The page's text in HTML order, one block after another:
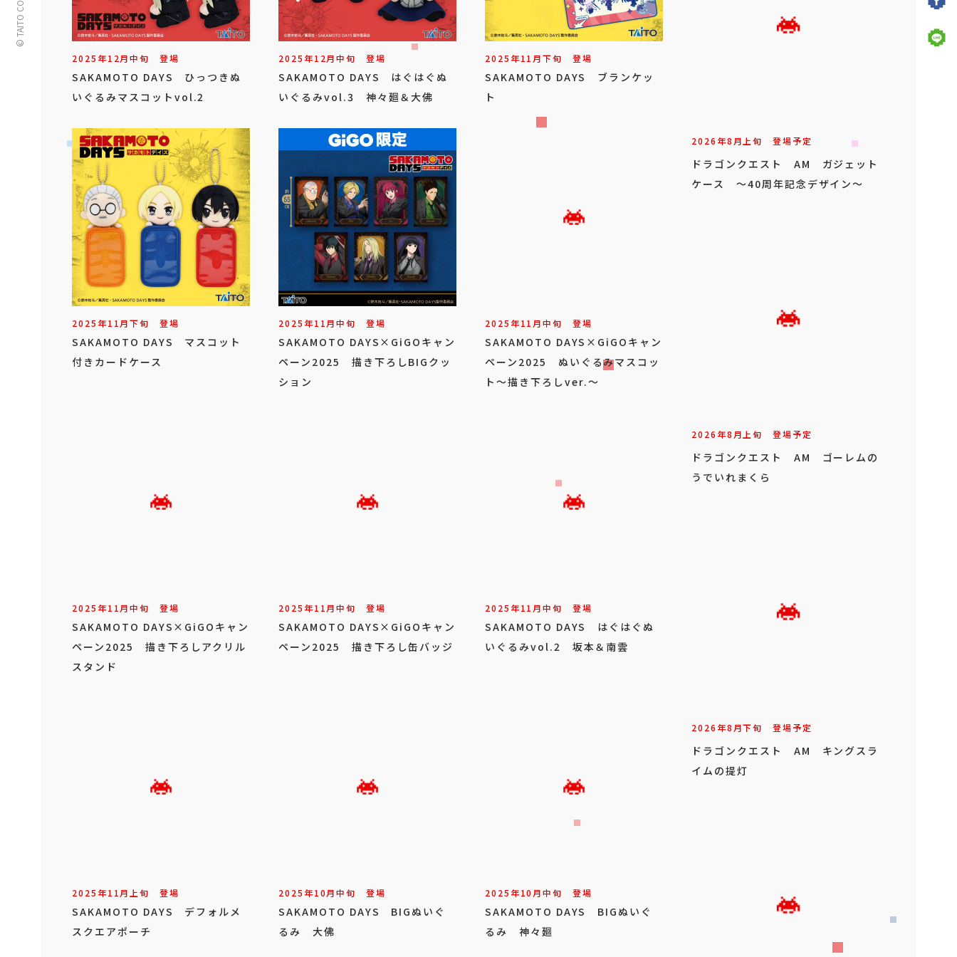
2025年12月中旬 登場
SAKAMOTO DAYS ひっつきぬ
いぐるみマスコットvol.2
2025年12月中旬 登場
SAKAMOTO DAYS はぐはぐぬ
いぐるみvol.3 神々廻＆大佛
2025年11月下旬 登場
SAKAMOTO DAYS ブランケッ
ト
2025年11月下旬 登場
SAKAMOTO DAYS マスコット
付きカードケース
2025年11月中旬 登場
SAKAMOTO DAYS×GiGOキャン
ペーン2025 描き下ろしBIGクッ
ション
2025年11月中旬 登場
SAKAMOTO DAYS×GiGOキャン
ペーン2025 ぬいぐるみマスコッ
ト～描き下ろしver.～
2025年11月中旬 登場
SAKAMOTO DAYS×GiGOキャン
ペーン2025 描き下ろしアクリル
スタンド
2025年11月中旬 登場
SAKAMOTO DAYS×GiGOキャン
ペーン2025 描き下ろし缶バッジ
2025年11月中旬 登場
SAKAMOTO DAYS はぐはぐぬ
いぐるみvol.2 坂本＆南雲
2025年11月上旬 登場
SAKAMOTO DAYS デフォルメ
スクエアポーチ
2025年10月中旬 登場
SAKAMOTO DAYS BIGぬいぐ
るみ 大佛
2025年10月中旬 登場
SAKAMOTO DAYS BIGぬいぐ
るみ 神々廻
2026年8月上旬 登場予定
ドラゴンクエスト AM ガジェット
ケース ～40周年記念デザイン～
2026年8月上旬 登場予定
ドラゴンクエスト AM ゴーレムの
うでいれまくら
2026年8月下旬 登場予定
ドラゴンクエスト AM キングスラ
イムの提灯